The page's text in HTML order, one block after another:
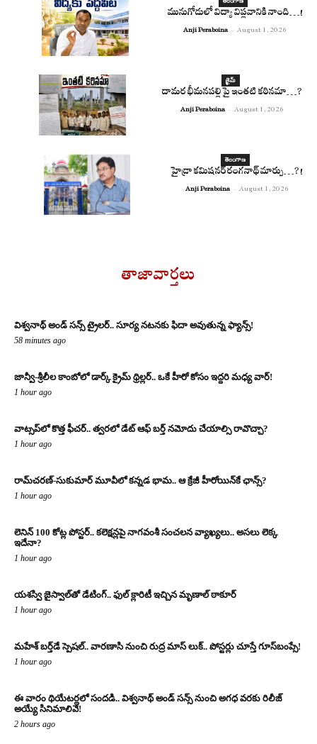
మునుగోడులో విద్యా విప్లవానికి నాంది…!
Anji Peraboina - August 1, 2026
క్రైమ్
దామర భీమనపల్లి పై ఇంతటి కఠినమా…?
Anji Peraboina - August 1, 2026
తెలంగాణ
హైడ్రా కమిషనర్ రంగనాథ్ మార్పు…?!
Anji Peraboina - August 1, 2026
తాజావార్తలు
విశ్వనాథ్ అండ్ సన్స్ ట్రైలర్.. సూర్య నటనకు ఫిదా అవుతున్న ఫ్యాన్స్!
58 minutes ago
జాన్వీ-శ్రీలీల కాంబోలో డార్క్ క్రైమ్ థ్రిల్లర్.. ఒకే హీరో కోసం ఇద్దరి మధ్య వార్!
1 hour ago
వాట్సప్‌లో కొత్త ఫీచర్.. త్వరలో డేట్ ఆఫ్ బర్త్ నమోదు చేయాల్సి రావొచ్చా?
1 hour ago
రామ్‌చరణ్‌-సుకుమార్‌ మూవీలో కన్నడ భామ.. ఆ క్రేజీ హీరోయిన్‌కే ఛాన్స్?
1 hour ago
లెనిన్ 100 కోట్ల పోస్టర్‌.. కలెక్షన్లపై నాగవంశీ సంచలన వ్యాఖ్యలు.. అసలు లెక్క
ఇదేనా?
1 hour ago
యశస్వి జైస్వాల్‌తో డేటింగ్.. ఫుల్ క్లారిటీ ఇచ్చిన మృణాల్ ఠాకూర్‌
1 hour ago
మహేశ్ బర్త్‌డే స్పెషల్.. వారణాసి నుంచి రుద్ర మాస్ లుక్.. పోస్టర్లు చూస్తే గూస్‌బంప్సే!
1 hour ago
ఈ వారం థియేటర్లలో సందడి.. విశ్వనాథ్ అండ్ సన్స్ నుంచి అగధ వరకు రిలీజ్
అయ్యే సినిమాలివే!
2 hours ago